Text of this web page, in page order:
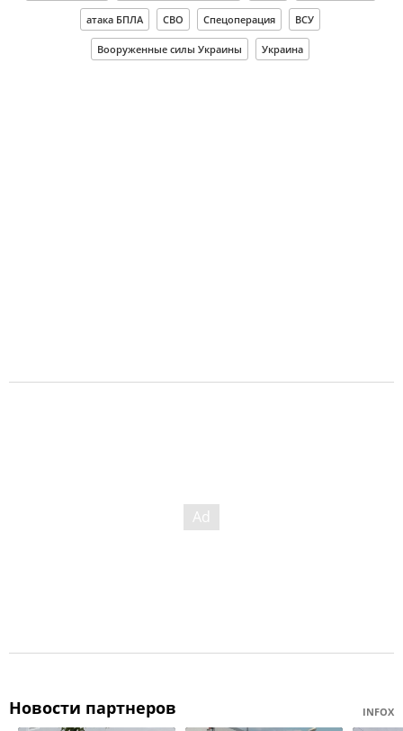
атака БПЛА СВО Спецоперация ВСУ
Вооруженные силы Украины Украина
Новости партнеров INFOX